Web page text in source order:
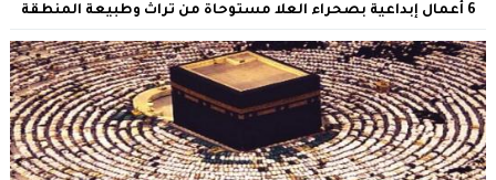
6 أعمال إبداعية بصحراء العلا مستوحاة من تراث وطبيعة المنطقة